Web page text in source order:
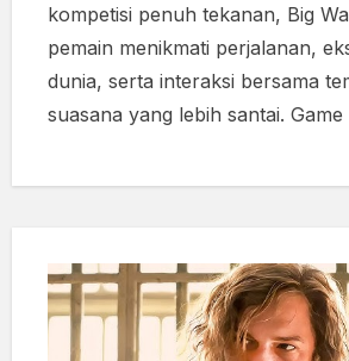
kompetisi penuh tekanan, Big
pemain menikmati perjalanan,
dunia, serta interaksi bersama
suasana yang lebih santai. Game